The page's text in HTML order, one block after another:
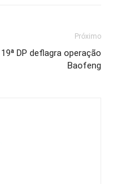
Próximo
19ª DP deflagra operação
Baofeng